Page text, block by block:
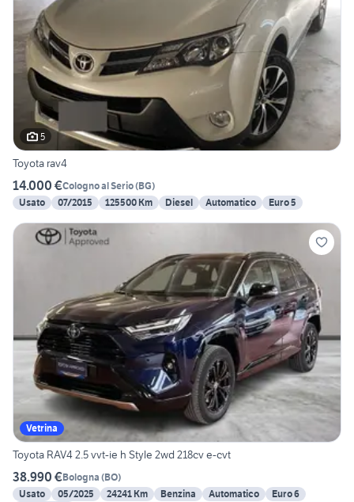
5
Toyota rav4
14.000 €Cologno al Serio(BG)
Usato
07/2015 125500 Km Diesel Automatico Euro 5
Vetrina
Toyota RAV4 2.5 vvt-ie h Style 2wd 218cv e-cvt
38.990 €Bologna (BO)
Usato
05/2025 24241 Km Benzina Automatico
Euro 6